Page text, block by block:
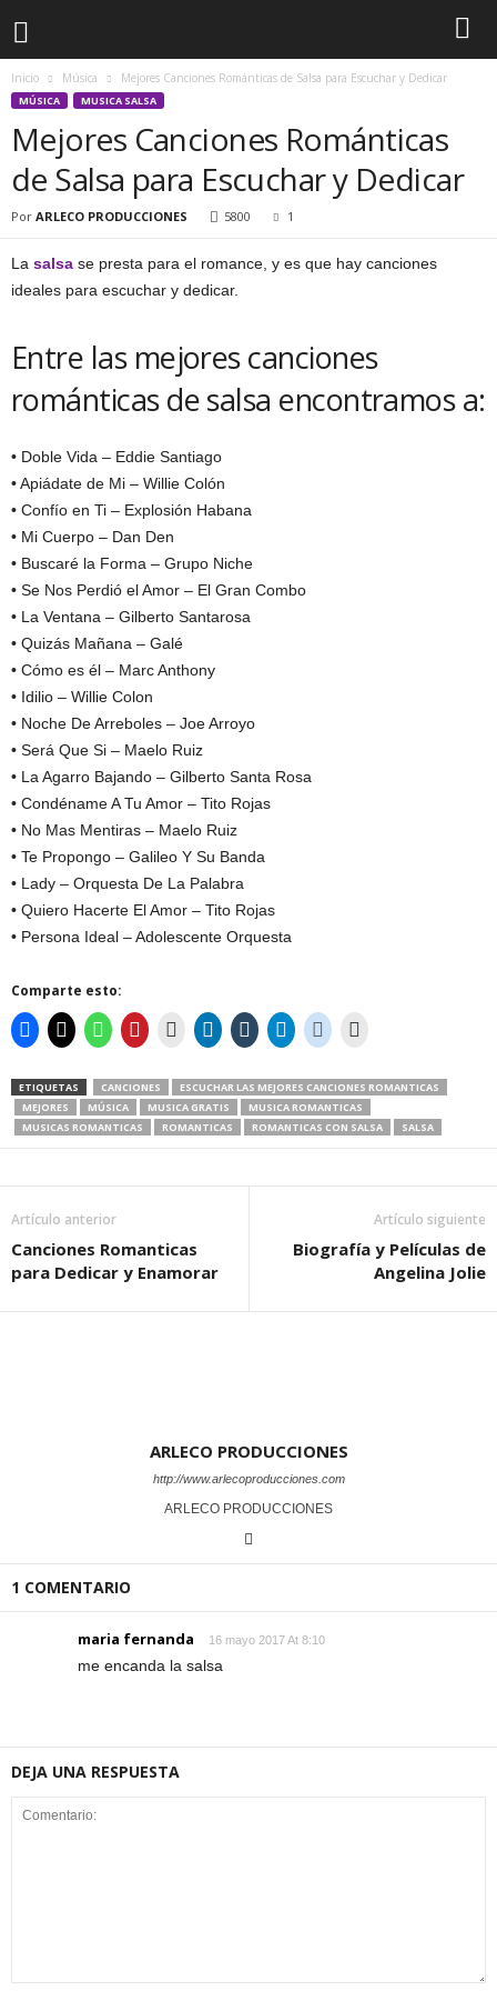
Inicio Música Mejores Canciones Románticas de Salsa para Escuchar y Dedicar
MÚSICA MUSICA SALSA
Mejores Canciones Románticas
de Salsa para Escuchar y Dedicar
Por ARLECO PRODUCCIONES 5800 1
La salsa se presta para el romance, y es que hay canciones
ideales para escuchar y dedicar.
Entre las mejores canciones
románticas de salsa encontramos a:
• Doble Vida – Eddie Santiago
• Apiádate de Mi – Willie Colón
• Confío en Ti – Explosión Habana
• Mi Cuerpo – Dan Den
• Buscaré la Forma – Grupo Niche
• Se Nos Perdió el Amor – El Gran Combo
• La Ventana – Gilberto Santarosa
• Quizás Mañana – Galé
• Cómo es él – Marc Anthony
• Idilio – Willie Colon
• Noche De Arreboles – Joe Arroyo
• Será Que Si – Maelo Ruiz
• La Agarro Bajando – Gilberto Santa Rosa
• Condéname A Tu Amor – Tito Rojas
• No Mas Mentiras – Maelo Ruiz
• Te Propongo – Galileo Y Su Banda
• Lady – Orquesta De La Palabra
• Quiero Hacerte El Amor – Tito Rojas
• Persona Ideal – Adolescente Orquesta
Comparte esto:
ETIQUETAS CANCIONES
ESCUCHAR LAS MEJORES CANCIONES ROMANTICAS
MEJORES
MÚSICA MUSICA GRATIS
MUSICA ROMANTICAS
MUSICAS ROMANTICAS
ROMANTICAS ROMANTICAS CON SALSA SALSA
Artículo anterior
Canciones Romanticas
para Dedicar y Enamorar
Artículo siguiente
Biografía y Películas de
Angelina Jolie
ARLECO PRODUCCIONES
http://www.arlecoproducciones.com
ARLECO PRODUCCIONES
1 COMENTARIO
maria fernanda 16 mayo 2017 At 8:10
me encanda la salsa
DEJA UNA RESPUESTA